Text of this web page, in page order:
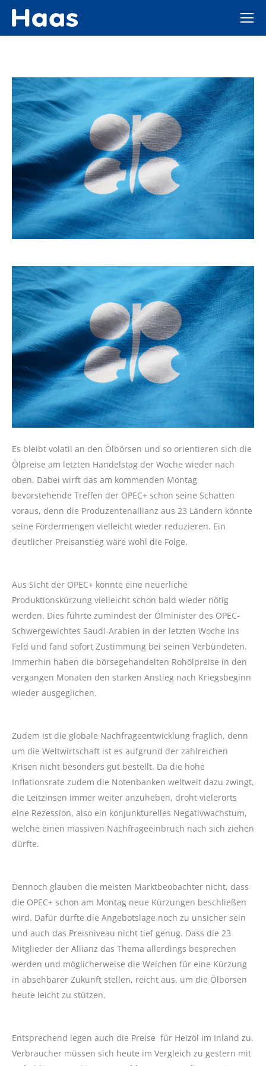
Es bleibt volatil an den Ölbörsen und so orientieren sich die
Ölpreise am letzten Handelstag der Woche wieder nach
oben. Dabei wirft das am kommenden Montag
bevorstehende Treffen der OPEC+ schon seine Schatten
voraus, denn die Produzentenallianz aus 23 Ländern könnte
seine Fördermengen vielleicht wieder reduzieren. Ein
deutlicher Preisanstieg wäre wohl die Folge.
Aus Sicht der OPEC+ könnte eine neuerliche
Produktionskürzung vielleicht schon bald wieder nötig
werden. Dies führte zumindest der Ölminister des OPEC-
Schwergewichtes Saudi-Arabien in der letzten Woche ins
Feld und fand sofort Zustimmung bei seinen Verbündeten.
Immerhin haben die börsegehandelten Rohölpreise in den
vergangen Monaten den starken Anstieg nach Kriegsbeginn
wieder ausgeglichen.
Zudem ist die globale Nachfrageentwicklung fraglich, denn
um die Weltwirtschaft ist es aufgrund der zahlreichen
Krisen nicht besonders gut bestellt. Da die hohe
Inflationsrate zudem die Notenbanken weltweit dazu zwingt,
die Leitzinsen immer weiter anzuheben, droht vielerorts
eine Rezession, also ein konjunkturelles Negativwachstum,
welche einen massiven Nachfrageeinbruch nach sich ziehen
dürfte.
Dennoch glauben die meisten Marktbeobachter nicht, dass
die OPEC+ schon am Montag neue Kürzungen beschließen
wird. Dafür dürfte die Angebotslage noch zu unsicher sein
und auch das Preisniveau nicht tief genug. Dass die 23
Mitglieder der Allianz das Thema allerdings besprechen
werden und möglicherweise die Weichen für eine Kürzung
in absehbarer Zukunft stellen, reicht aus, um die Ölbörsen
heute leicht zu stützen.
Entsprechend legen auch die Preise für Heizöl im Inland zu.
Verbraucher müssen sich heute im Vergleich zu gestern mit